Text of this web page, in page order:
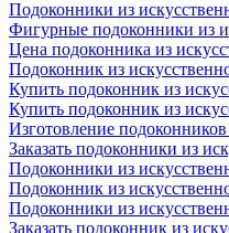
Подоконники из
Фигурные подоконники из
Цена подоконника из
Подоконник из
Купить подоконник из
Купить подоконник из
Изготовление
Заказать подоконники из
Подоконники из
Подоконник из
Подоконники из
Заказать подоконник из